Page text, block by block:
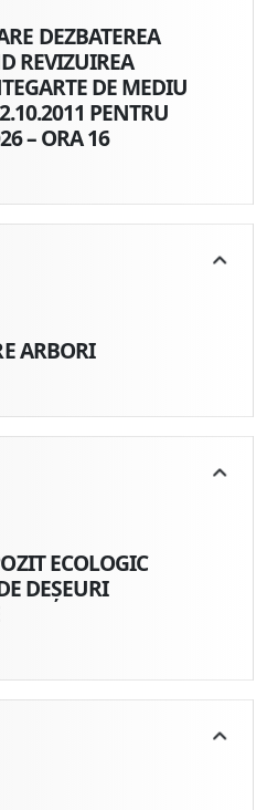
DEZBATEREA
REVIZUIREA
DE MEDIU
PENTRU
– ORA 16
ARBORI
ECOLOGIC
DEȘEURI